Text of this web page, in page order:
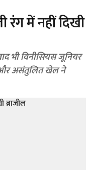
में नहीं दिखी
भी विनीसियस जूनियर
और असंतुलित खेल ने